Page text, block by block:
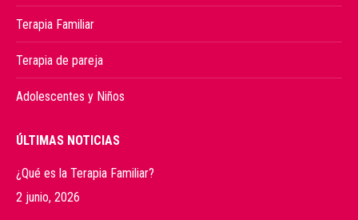
Terapia Familiar
Terapia de pareja
Adolescentes y Niños
ÚLTIMAS NOTICIAS
¿Qué es la Terapia Familiar?
2 junio, 2026